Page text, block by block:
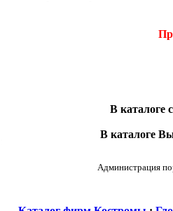
В каталоге
В каталоге
Администрация